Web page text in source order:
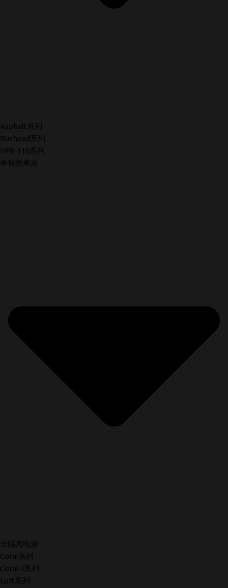
Asphalt系列
Rushead系列
VFR-110系列
单块效果器
全隔离电源
Coral系列
Coral II系列
Loft系列